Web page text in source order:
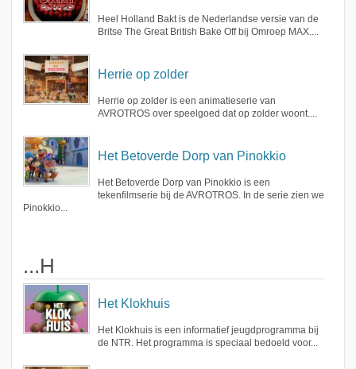
Heel Holland Bakt is de Nederlandse versie van de
Britse The Great British Bake Off bij Omroep MAX....
Herrie op zolder
Herrie op zolder is een animatieserie van
AVROTROS over speelgoed dat op zolder woont....
Het Betoverde Dorp van Pinokkio
Het Betoverde Dorp van Pinokkio is een
tekenfilmserie bij de AVROTROS. In de serie zien we
Pinokkio...
...H
Het Klokhuis
Het Klokhuis is een informatief jeugdprogramma bij
de NTR. Het programma is speciaal bedoeld voor...